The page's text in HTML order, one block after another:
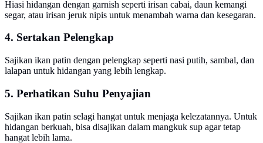
Hiasi hidangan dengan garnish seperti irisan cabai, daun kemangi
segar, atau irisan jeruk nipis untuk menambah warna dan kesegaran.
4. Sertakan Pelengkap
Sajikan ikan patin dengan pelengkap seperti nasi putih, sambal, dan
lalapan untuk hidangan yang lebih lengkap.
5. Perhatikan Suhu Penyajian
Sajikan ikan patin selagi hangat untuk menjaga kelezatannya. Untuk
hidangan berkuah, bisa disajikan dalam mangkuk sup agar tetap
hangat lebih lama.